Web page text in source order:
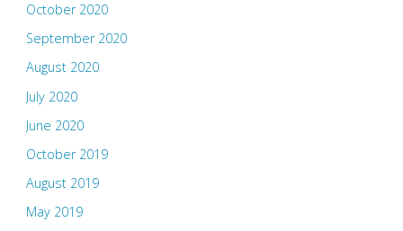
October 2020
September 2020
August 2020
July 2020
June 2020
October 2019
August 2019
May 2019